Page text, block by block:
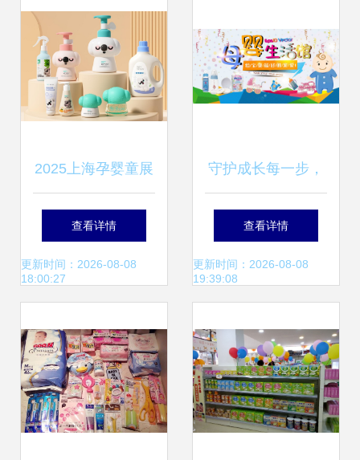
2025上海孕婴童展
暨第24届CBME盛
会 母婴用品行业新
查看详情
更新时间：2026-08-08
18:00:27
守护成长每一步，
母婴好物伴你行
查看详情
更新时间：2026-08-08
19:39:08